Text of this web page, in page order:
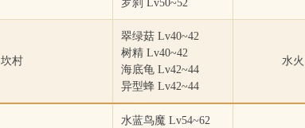
罗刹 Lv50~52
坎村
翠绿菇 Lv40~42
树精 Lv40~42
海底龟 Lv42~44
异型蜂 Lv42~44
水火
水蓝鸟魔 Lv54~62